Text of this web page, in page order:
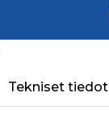
Tekniset tiedot